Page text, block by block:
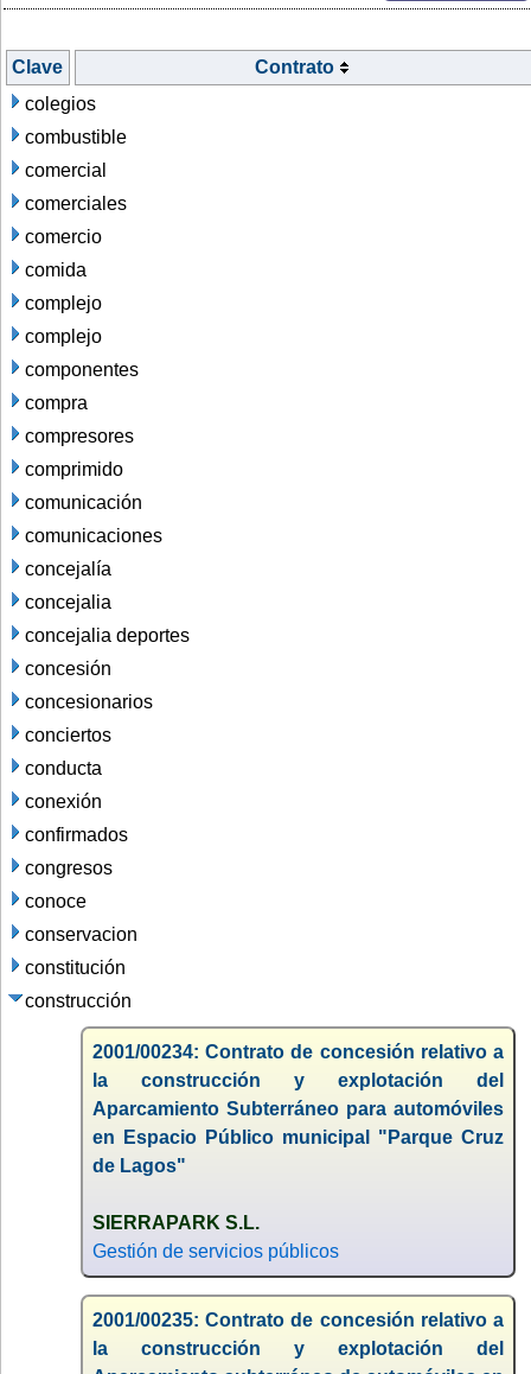
Clave
Contrato
colegios
combustible
comercial
comerciales
comercio
comida
complejo
complejo
componentes
compra
compresores
comprimido
comunicación
comunicaciones
concejalía
concejalia
concejalia deportes
concesión
concesionarios
conciertos
conducta
conexión
confirmados
congresos
conoce
conservacion
constitución
construcción
2001/00234: Contrato de concesión relativo a
la construcción y explotación del
Aparcamiento Subterráneo para automóviles
en Espacio Público municipal "Parque Cruz
de Lagos"
SIERRAPARK S.L.
Gestión de servicios públicos
2001/00235: Contrato de concesión relativo a
la construcción y explotación del